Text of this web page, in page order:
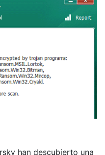
han descubierto una